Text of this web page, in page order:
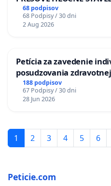
LEN OD 9.00 DO 13.00
TÝŽDEŇ CIEĽ 8.00 –
KONTROLA STAVBY C-
68 podpisov
68 Podpisy / 30 dni
2 Aug 2026
Petícia za zavedenie
posudzovania
diabetom 1. a 2. typu pri
Policajného zboru SR
188 podpisov
67 Podpisy / 30 dni
28 Jun 2026
1 2 3 4 5 6
Peticie.com